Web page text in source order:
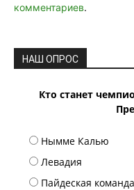
комментариев.
НАШ ОПРОС
Кто станет
Нымме Калью
Левадия
Пайдеская команда